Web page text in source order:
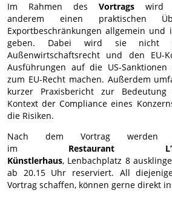
Im Rahmen des Vortrags wird
anderem einen praktischen
Exportbeschränkungen allgemein und
geben. Dabei wird sie nicht
Außenwirtschaftsrecht und den EU-
Ausführungen auf die US-
zum EU-Recht machen. Außerdem
kurzer Praxisbericht zur
Kontext der Compliance eines
die Risiken.
Nach dem Vortrag
im Restaurant
Künstlerhaus, Lenbachplatz 8
ab 20.15 Uhr reserviert. All
Vortrag schaffen, können gerne direkt